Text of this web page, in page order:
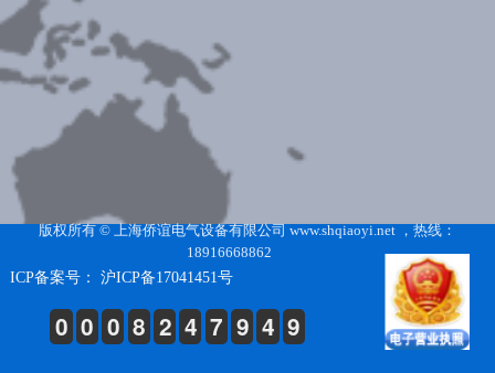
版权所有 © 上海侨谊电气设备有限公司 www.shqiaoyi.net ，热线：
18916668862
ICP备案号： 沪ICP备17041451号
0 0 0 8 2 4 7 9 4 9